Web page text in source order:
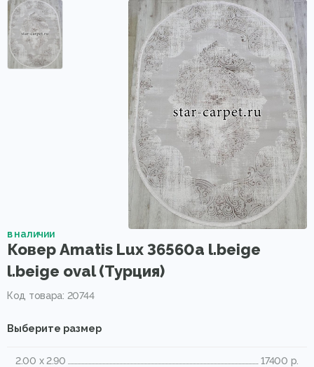
в наличии
Ковер Amatis Lux 36560a l.beige
l.beige oval (Турция)
Код товара: 20744
Выберите размер
2.00 x 2.90
17400 р.